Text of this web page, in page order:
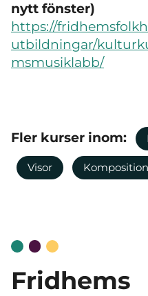
nytt fönster)
https://
utbildningar/
msmusiklabb/
Fler kurser inom:
Visor Komposition
Fridhems